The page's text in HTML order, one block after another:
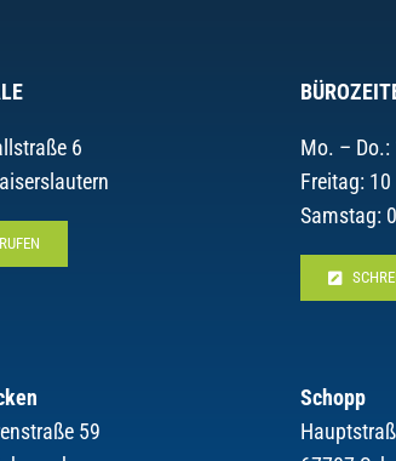
6
Mo. – Do.:
Freitag:
Samstag:
59
Schopp